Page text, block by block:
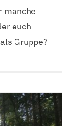
manche
euch
Gruppe?